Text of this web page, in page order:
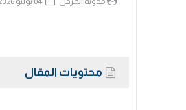
محتويات المقال